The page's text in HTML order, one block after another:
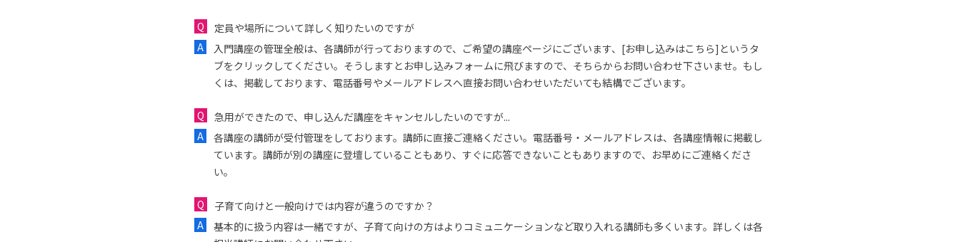
定員や場所について詳しく知りたいのですが
入門講座の管理全般は、各講師が行っておりますので、ご希望の講座ページにございます、[お申し込みはこちら]というタ
ブをクリックしてください。そうしますとお申し込みフォームに飛びますので、そちらからお問い合わせ下さいませ。もし
くは、掲載しております、電話番号やメールアドレスへ直接お問い合わせいただいても結構でございます。
急用ができたので、申し込んだ講座をキャンセルしたいのですが...
各講座の講師が受付管理をしております。講師に直接ご連絡ください。電話番号・メールアドレスは、各講座情報に掲載し
ています。講師が別の講座に登壇していることもあり、すぐに応答できないこともありますので、お早めにご連絡くださ
い。
子育て向けと一般向けでは内容が違うのですか？
基本的に扱う内容は一緒ですが、子育て向けの方はよりコミュニケーションなど取り入れる講師も多くいます。詳しくは各